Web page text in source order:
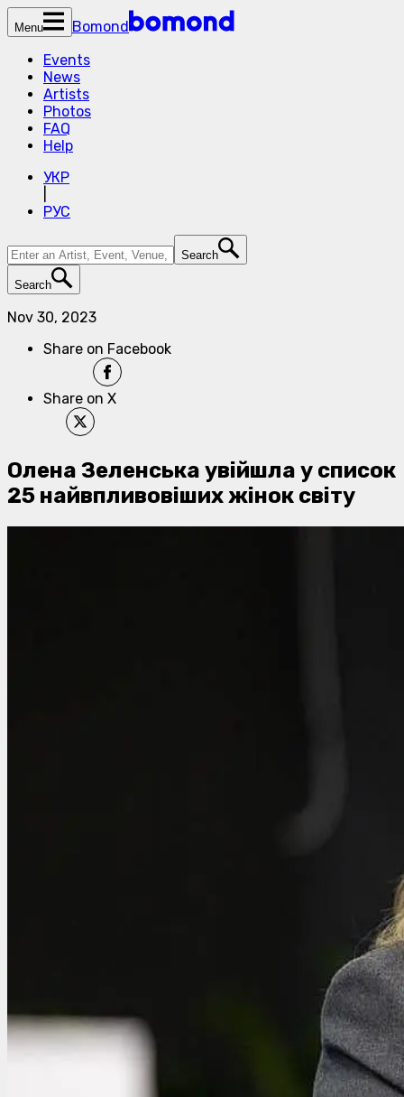
Menu
Bomond
Events
News
Artists
Photos
FAQ
Help
УКР
РУС
Search
Search
Nov 30, 2023
Share on Facebook
Share on X
Олена Зеленська увійшла у список
25 найвпливовіших жінок світу